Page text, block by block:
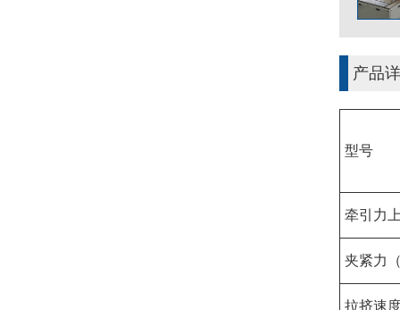
产品
型号
牵引力
夹紧力
拉挤速